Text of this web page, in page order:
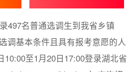
497名普通选调生到我省乡镇
调基本条件且具有报考意愿的人
10:00至1月20日17:00登录湖北省